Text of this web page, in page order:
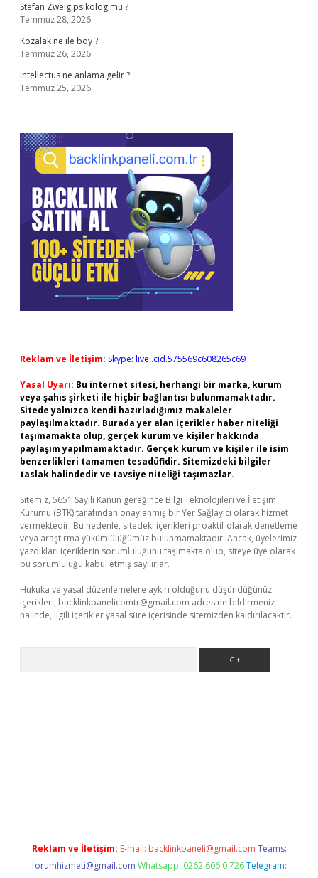
Stefan Zweig psikolog mu ?
Temmuz 28, 2026
Kozalak ne ile boy ?
Temmuz 26, 2026
intellectus ne anlama gelir ?
Temmuz 25, 2026
Reklam ve İletişim: Skype: live:.cid.575569c608265c69
Yasal Uyarı: Bu internet sitesi, herhangi bir marka, kurum
veya şahıs şirketi ile hiçbir bağlantısı bulunmamaktadır.
Sitede yalnızca kendi hazırladığımız makaleler
paylaşılmaktadır. Burada yer alan içerikler haber niteliği
taşımamakta olup, gerçek kurum ve kişiler hakkında
paylaşım yapılmamaktadır. Gerçek kurum ve kişiler ile isim
benzerlikleri tamamen tesadüfidir. Sitemizdeki bilgiler
taslak halindedir ve tavsiye niteliği taşımazlar.
Sitemiz, 5651 Sayılı Kanun gereğince Bilgi Teknolojileri ve İletişim
Kurumu (BTK) tarafından onaylanmış bir Yer Sağlayıcı olarak hizmet
vermektedir. Bu nedenle, sitedeki içerikleri proaktif olarak denetleme
veya araştırma yükümlülüğümüz bulunmamaktadır. Ancak, üyelerimiz
yazdıkları içeriklerin sorumluluğunu taşımakta olup, siteye üye olarak
bu sorumluluğu kabul etmiş sayılırlar.
Hukuka ve yasal düzenlemelere aykırı olduğunu düşündüğünüz
içerikleri, backlinkpanelicomtr@gmail.com adresine bildirmeniz
halinde, ilgili içerikler yasal süre içerisinde sitemizden kaldırılacaktır.
Reklam ve İletişim: E-mail: backlinkpaneli@gmail.com Teams:
forumhizmeti@gmail.com Whatsapp: 0262 606 0 726 Telegram: